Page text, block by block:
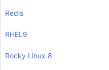
Redis
RHEL9
Rocky Linux 8